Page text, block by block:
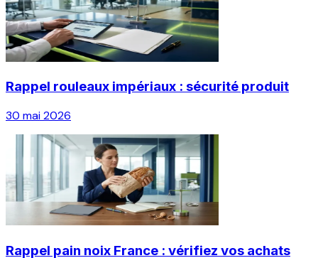
Rappel rouleaux impériaux : sécurité produit
30 mai 2026
Rappel pain noix France : vérifiez vos achats